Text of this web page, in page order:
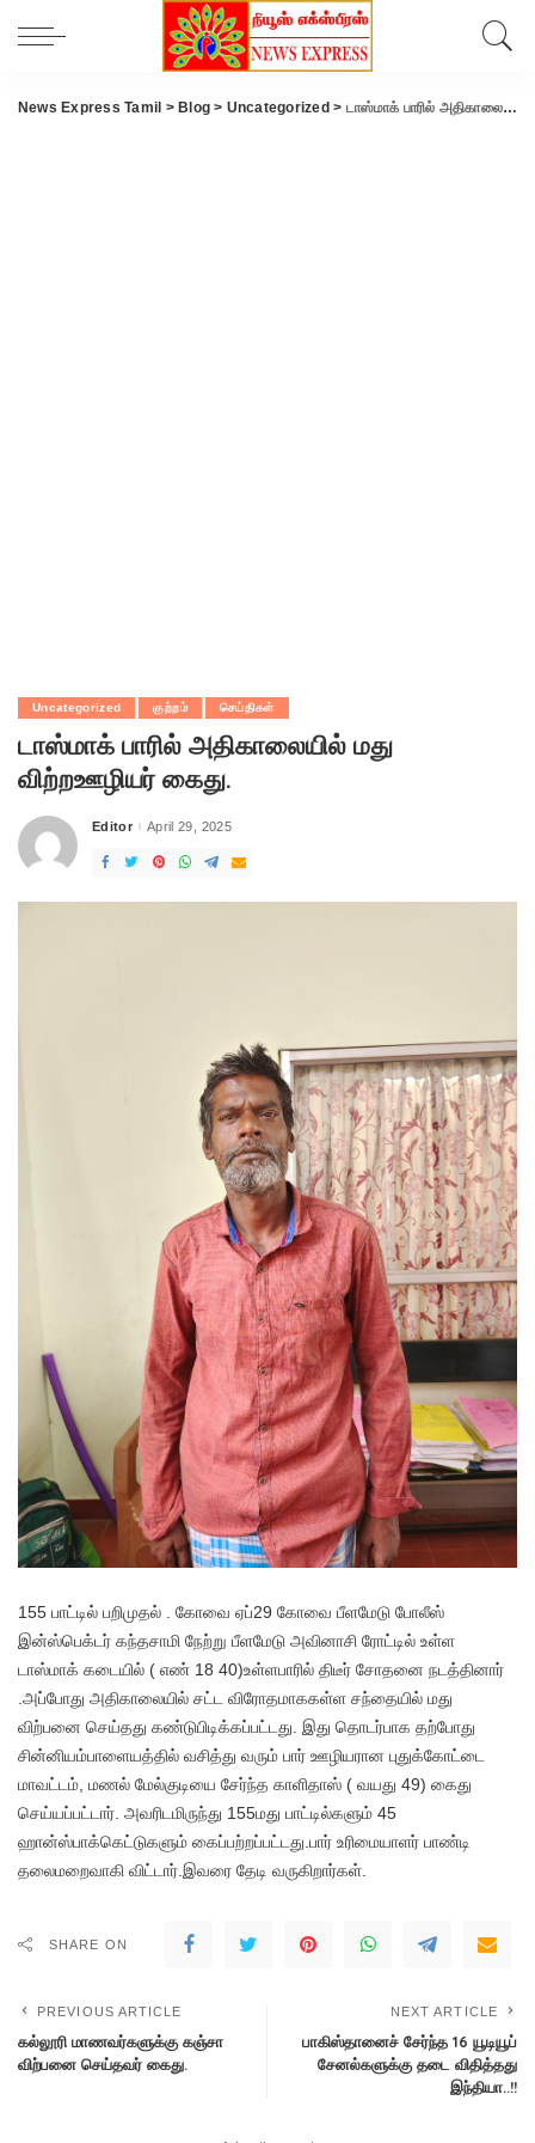
News Express Tamil > Blog > Uncategorized > டாஸ்மாக் பாரில் அதிகாலையில் மது விற்றஊழியர் கைது.
Uncategorized குற்றம் செய்திகள்
டாஸ்மாக் பாரில் அதிகாலையில் மது
விற்றஊழியர் கைது.
Posted
Editor April 29, 2025
155 பாட்டில் பறிமுதல் . கோவை ஏப்29 கோவை பீளமேடு போலீஸ்
இன்ஸ்பெக்டர் கந்தசாமி நேற்று பீளமேடு அவினாசி ரோட்டில் உள்ள
டாஸ்மாக் கடையில் ( எண் 18 40)உள்ளபாரில் திடீர் சோதனை நடத்தினார்
.அப்போது அதிகாலையில் சட்ட விரோதமாககள்ள சந்தையில் மது
விற்பனை செய்தது கண்டுபிடிக்கப்பட்டது. இது தொடர்பாக தற்போது
சின்னியம்பாளையத்தில் வசித்து வரும் பார் ஊழியரான புதுக்கோட்டை
மாவட்டம், மணல் மேல்குடியை சேர்ந்த காளிதாஸ் ( வயது 49) கைது
செய்யப்பட்டார். அவரிடமிருந்து 155மது பாட்டில்களும் 45
ஹான்ஸ்பாக்கெட்டுகளும் கைப்பற்றப்பட்டது.பார் உரிமையாளர் பாண்டி
தலைமறைவாகி விட்டார்.இவரை தேடி வருகிறார்கள்.
SHARE ON
PREVIOUS ARTICLE
கல்லூரி மாணவர்களுக்கு கஞ்சா
விற்பனை செய்தவர் கைது.
NEXT ARTICLE
பாகிஸ்தானைச் சேர்ந்த 16 யூடியூப்
சேனல்களுக்கு தடை விதித்தது
இந்தியா..!!